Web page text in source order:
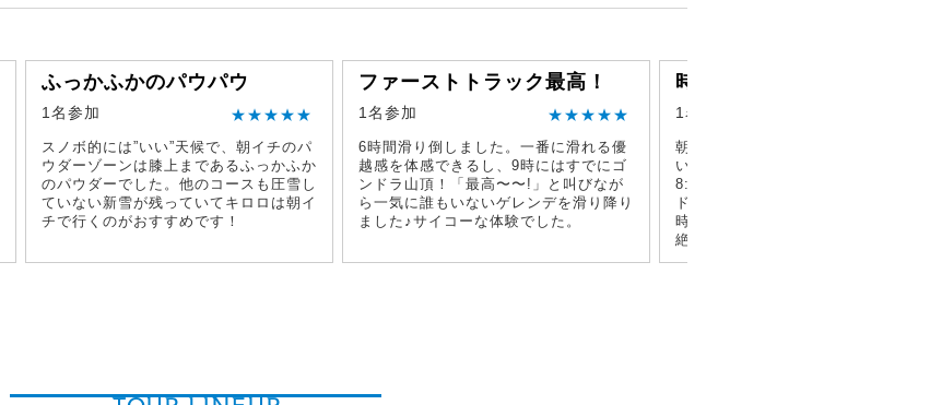
ふっかふかのパウパウ
1名参加
★★★★★
スノボ的には”いい”天候で、朝イチのパ
ウダーゾーンは膝上まであるふっかふか
のパウダーでした。他のコースも圧雪し
ていない新雪が残っていてキロロは朝イ
チで行くのがおすすめです！
ファーストトラック最高！
1名参加
★★★★★
6時間滑り倒しました。一番に滑れる優
越感を体感できるし、9時にはすでにゴ
ンドラ山頂！「最高〜〜!」と叫びなが
ら一気に誰もいないゲレンデを滑り降り
ました♪サイコーな体験でした。
時間配分が絶妙
1名参加
朝は早いけど…8時すぎににキロロ
いて、ゆっくり準備して、ちょうど
8:45からのファーストトラックのゴ
ドラに乗れる。6時間しっかり滑れ
時前に札幌に帰れる時間配分がなん
絶妙！